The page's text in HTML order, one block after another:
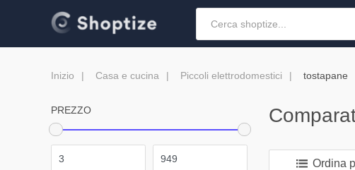
Inizio Casa e cucina Piccoli elettrodomestici tostapane
PREZZO
Ordina